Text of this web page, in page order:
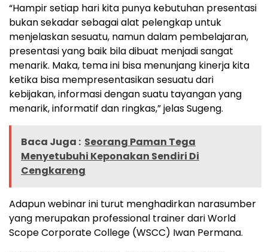
“Hampir setiap hari kita punya kebutuhan presentasi
bukan sekadar sebagai alat pelengkap untuk
menjelaskan sesuatu, namun dalam pembelajaran,
presentasi yang baik bila dibuat menjadi sangat
menarik. Maka, tema ini bisa menunjang kinerja kita
ketika bisa mempresentasikan sesuatu dari
kebijakan, informasi dengan suatu tayangan yang
menarik, informatif dan ringkas,” jelas Sugeng.
Baca Juga : Seorang Paman Tega
Menyetubuhi Keponakan Sendiri Di
Cengkareng
Adapun webinar ini turut menghadirkan narasumber
yang merupakan professional trainer dari World
Scope Corporate College (WSCC) Iwan Permana.